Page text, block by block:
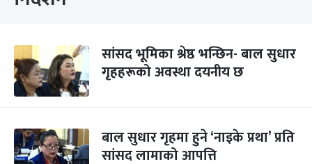
सांसद भूमिका श्रेष्ठ भन्छिन- बाल सुधार
गृहहरूको अवस्था दयनीय छ
बाल सुधार गृहमा हुने ‘नाइके प्रथा’ प्रति
सांसद लामाको आपत्ति